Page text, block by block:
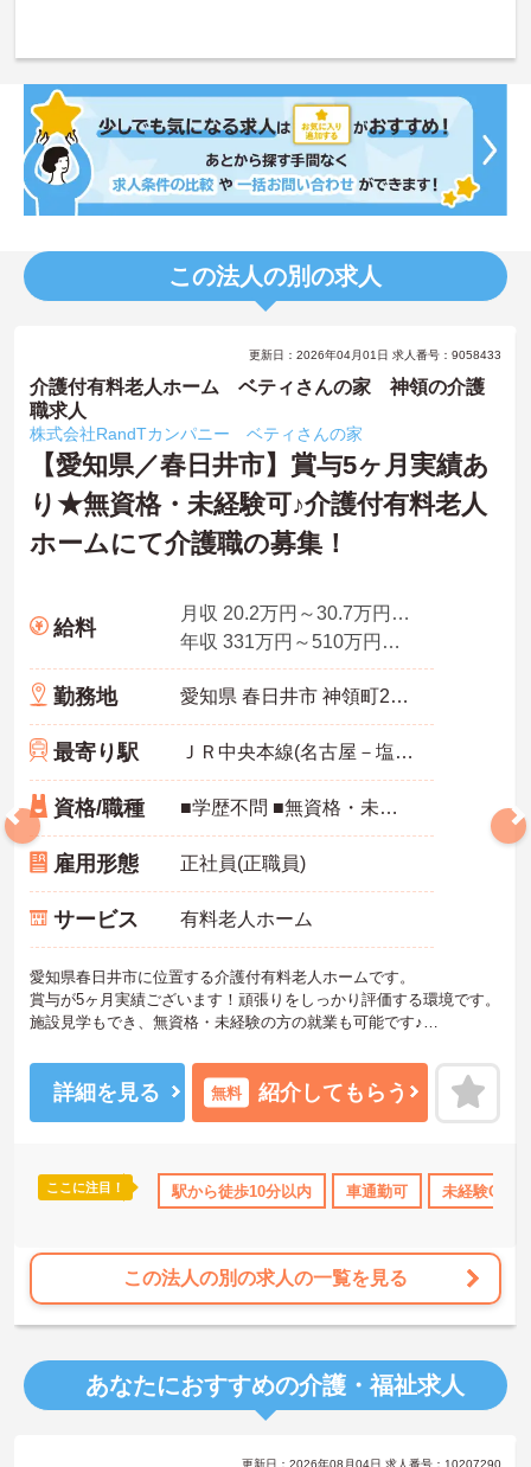
この法人の別の求人
勤のみ 資格取得サポート 研修制度あり 産休･育休･介護休暇
更新日：2026年04月01日 求人番号：9058433
介護付有料老人ホーム ベティさんの家 神領の介護
職求人
株式会社RandTカンパニー ベティさんの家
【愛知県／春日井市】賞与5ヶ月実績あ
り★無資格・未経験可♪介護付有料老人
ホームにて介護職の募集！
給料
月収 20.2万円～30.7万円程度 諸手当込
年収 331万円～510万円程度 諸手当・賞与込
勤務地 愛知県 春日井市 神領町2丁目23-5
最寄り駅 ＪＲ中央本線(名古屋－塩尻)「神領駅」徒歩3分
資格/職種 ■学歴不問 ■無資格・未経験可能 ■経験あれば尚可
雇用形態 正社員(正職員)
サービス 有料老人ホーム
愛知県春日井市に位置する介護付有料老人ホームです。
賞与が5ヶ月実績ございます！頑張りをしっかり評価する環境です。
施設見学もでき、無資格・未経験の方の就業も可能です♪
すのでお気軽にお問い合わせくださいませ。
詳細を見る 無料 紹介してもらう
ここに注目！ 駅から徒歩10分以内 車通勤可 未経験OK
この法人の別の求人の一覧を見る
あなたにおすすめの介護・福祉求人